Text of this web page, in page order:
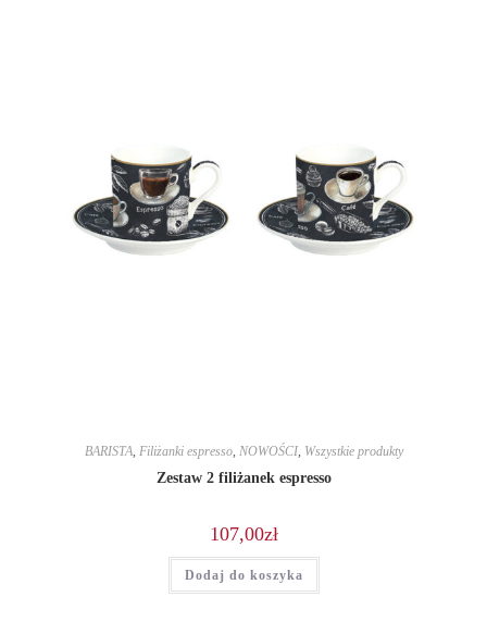
BARISTA, Filiżanki espresso, NOWOŚCI, Wszystkie produkty
Zestaw 2 filiżanek espresso
107,00zł
Dodaj do koszyka